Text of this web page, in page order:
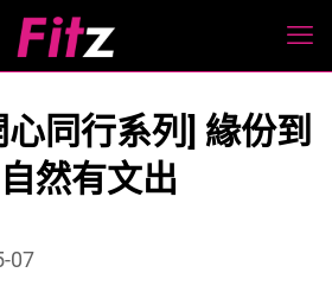
心同行系列] 緣份到
然有文出
07